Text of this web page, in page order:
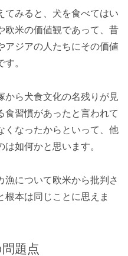
てみると、犬を食べてはい
欧米の価値観であって、昔
アジアの人たちにその価値
。
から犬食文化の名残りが見
食習慣があったと言われて
くなったからといって、他
如何かと思います。
漁について欧米から批判さ
根本は同じことに思えま
題点